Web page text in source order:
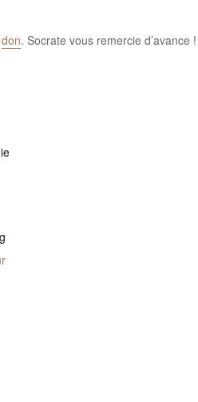
don. Socrate vous remercie d’avance !